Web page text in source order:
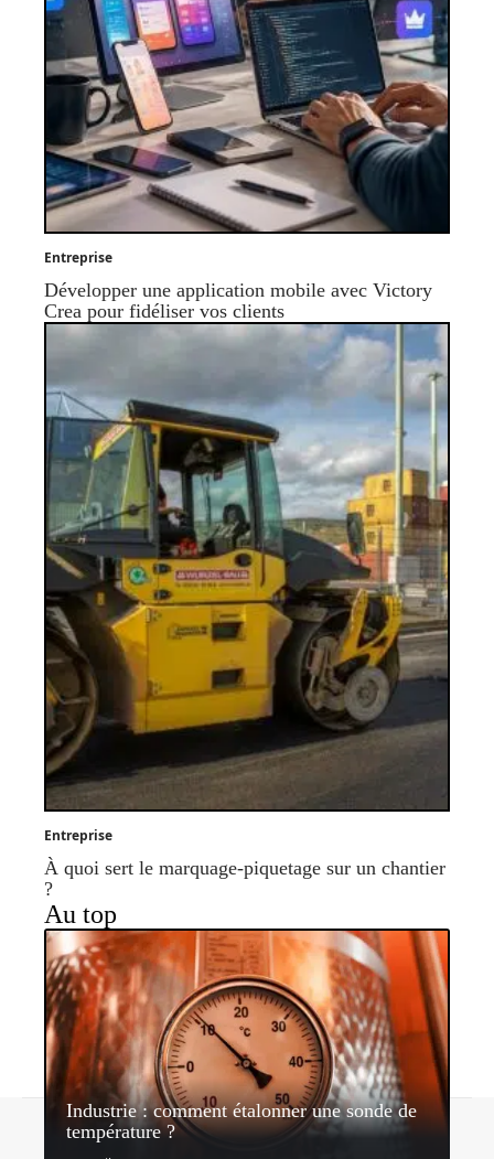
Entreprise
Développer une application mobile avec Victory
Crea pour fidéliser vos clients
Entreprise
À quoi sert le marquage-piquetage sur un chantier
?
Au top
Industrie : comment étalonner une sonde de
température ?
Contact Mentions légales Sitemap